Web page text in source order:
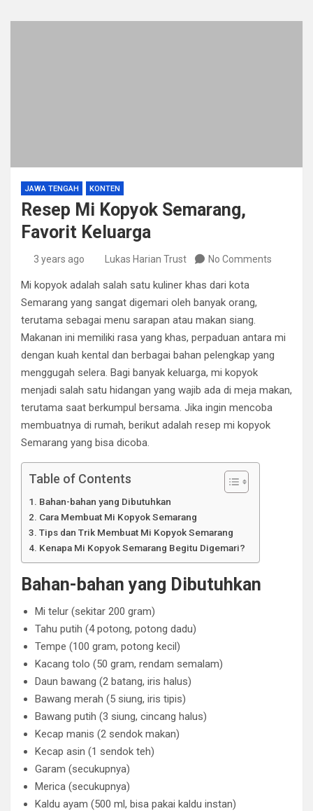
JAWA TENGAH KONTEN
Resep Mi Kopyok Semarang,
Favorit Keluarga
3 years ago Lukas Harian Trust No Comments
Mi kopyok adalah salah satu kuliner khas dari kota
Semarang yang sangat digemari oleh banyak orang,
terutama sebagai menu sarapan atau makan siang.
Makanan ini memiliki rasa yang khas, perpaduan antara mi
dengan kuah kental dan berbagai bahan pelengkap yang
menggugah selera. Bagi banyak keluarga, mi kopyok
menjadi salah satu hidangan yang wajib ada di meja makan,
terutama saat berkumpul bersama. Jika ingin mencoba
membuatnya di rumah, berikut adalah resep mi kopyok
Semarang yang bisa dicoba.
Table of Contents
Bahan-bahan yang Dibutuhkan
Cara Membuat Mi Kopyok Semarang
Tips dan Trik Membuat Mi Kopyok Semarang
Kenapa Mi Kopyok Semarang Begitu Digemari?
Bahan-bahan yang Dibutuhkan
Mi telur (sekitar 200 gram)
Tahu putih (4 potong, potong dadu)
Tempe (100 gram, potong kecil)
Kacang tolo (50 gram, rendam semalam)
Daun bawang (2 batang, iris halus)
Bawang merah (5 siung, iris tipis)
Bawang putih (3 siung, cincang halus)
Kecap manis (2 sendok makan)
Kecap asin (1 sendok teh)
Garam (secukupnya)
Merica (secukupnya)
Kaldu ayam (500 ml, bisa pakai kaldu instan)